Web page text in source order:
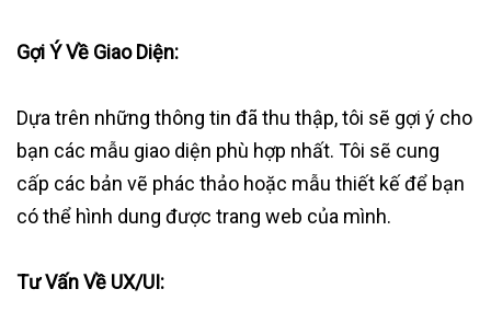
Gợi Ý Về Giao Diện:
Dựa trên những thông tin đã thu thập, tôi sẽ gợi ý cho
bạn các mẫu giao diện phù hợp nhất. Tôi sẽ cung
cấp các bản vẽ phác thảo hoặc mẫu thiết kế để bạn
có thể hình dung được trang web của mình.
Tư Vấn Về UX/UI: